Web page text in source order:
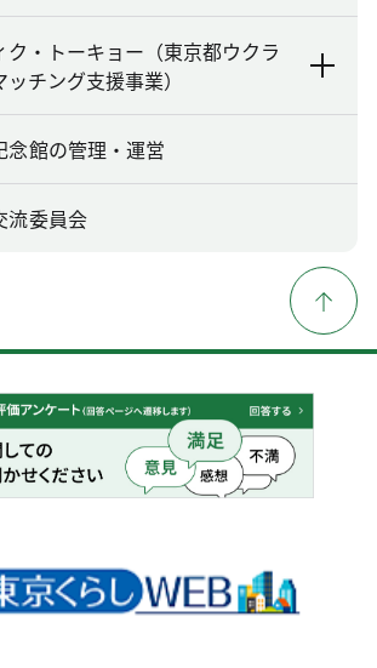
ク・トーキョー（東京都ウクラ
チング支援事業）
念館の管理・運営
流委員会